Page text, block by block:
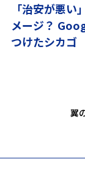
「治安が悪い
メージ？
つけたシカ
翼